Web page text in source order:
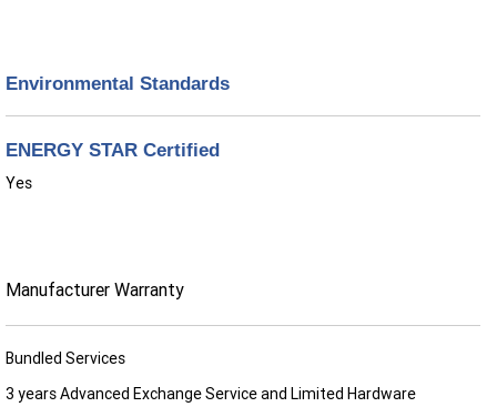
Environmental Standards
ENERGY STAR Certified
Yes
Manufacturer Warranty
Bundled Services
3 years Advanced Exchange Service and Limited Hardware